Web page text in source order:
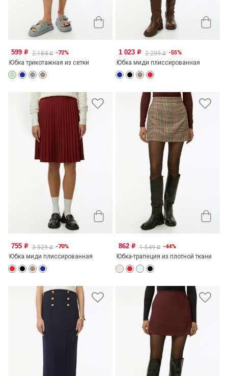
599 o 2 184o -72%
Юбка трикотажная из сетки
1 023 o 2 299o -55%
Юбка миди плиссированная
755 o 2 529o -70%
Юбка миди плиссированная
862 o 1 549o -44%
Юбка-трапеция из плотной ткани